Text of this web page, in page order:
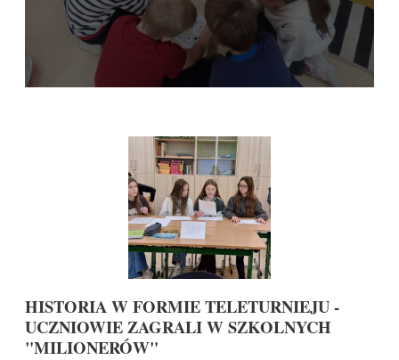
HISTORIA W FORMIE TELETURNIEJU -
UCZNIOWIE ZAGRALI W SZKOLNYCH
"MILIONERÓW"